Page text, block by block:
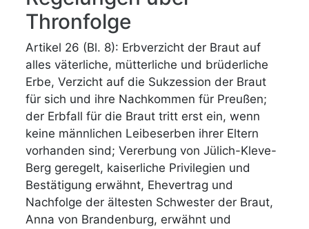
Thronfolge
Artikel 26 (Bl. 8): Erbverzicht der Braut auf
alles väterliche, mütterliche und brüderliche
Erbe, Verzicht auf die Sukzession der Braut
für sich und ihre Nachkommen für Preußen;
der Erbfall für die Braut tritt erst ein, wenn
keine männlichen Leibeserben ihrer Eltern
vorhanden sind; Vererbung von Jülich-Kleve-
Berg geregelt, kaiserliche Privilegien und
Bestätigung erwähnt, Ehevertrag und
Nachfolge der ältesten Schwester der Braut,
Anna von Brandenburg, erwähnt und